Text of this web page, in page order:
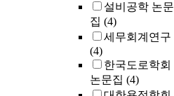
설비공학 논문
집 (4)
세무회계연구
(4)
한국도로학회
논문집 (4)